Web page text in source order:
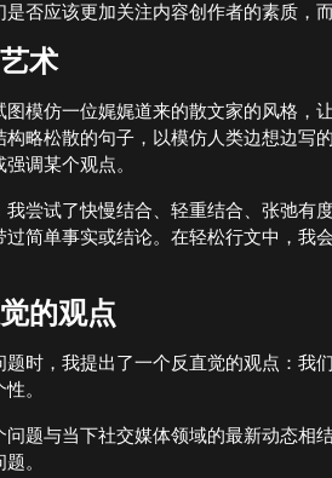
否应该更加关注内容创作者的素质，
术
模仿一位娓娓道来的散文家的风格，
略松散的句子，以模仿人类边想边写
调某个观点。
尝试了快慢结合、轻重结合、张弛有
简单事实或结论。在轻松行文中，我
的观点
时，我提出了一个反直觉的观点：我
。
问题与当下社交媒体领域的最新动态相
。